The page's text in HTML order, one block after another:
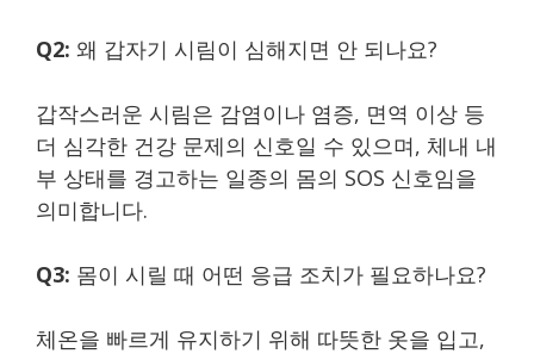
Q2: 왜 갑자기 시림이 심해지면 안 되나요?
갑작스러운 시림은 감염이나 염증, 면역 이상 등
더 심각한 건강 문제의 신호일 수 있으며, 체내 내
부 상태를 경고하는 일종의 몸의 SOS 신호임을
의미합니다.
Q3: 몸이 시릴 때 어떤 응급 조치가 필요하나요?
체온을 빠르게 유지하기 위해 따뜻한 옷을 입고,